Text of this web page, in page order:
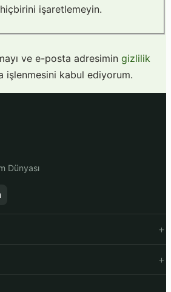
işaretlemeyin.
ve e-posta adresimin gizlilik
işlenmesini kabul ediyorum.
Dünyası